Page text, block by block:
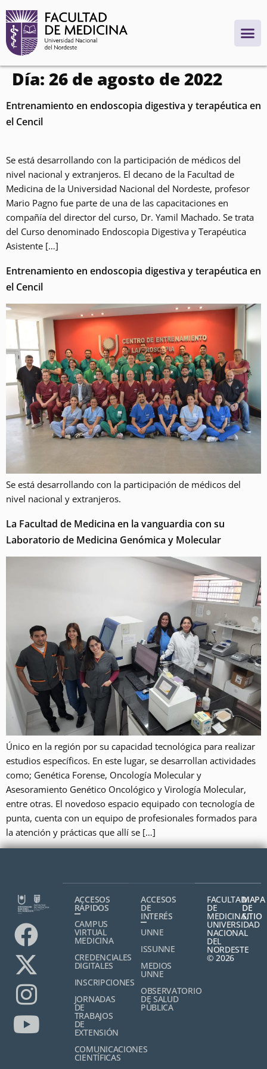
contenido
Día: 26 de agosto de 2022
Entrenamiento en endoscopia digestiva y terapéutica en
el Cencil
Se está desarrollando con la participación de médicos del
nivel nacional y extranjeros. El decano de la Facultad de
Medicina de la Universidad Nacional del Nordeste, profesor
Mario Pagno fue parte de una de las capacitaciones en
compañía del director del curso, Dr. Yamil Machado. Se trata
del Curso denominado Endoscopia Digestiva y Terapéutica
Asistente […]
Entrenamiento en endoscopia digestiva y terapéutica en
el Cencil
Se está desarrollando con la participación de médicos del
nivel nacional y extranjeros.
La Facultad de Medicina en la vanguardia con su
Laboratorio de Medicina Genómica y Molecular
Único en la región por su capacidad tecnológica para realizar
estudios específicos. En este lugar, se desarrollan actividades
como; Genética Forense, Oncología Molecular y
Asesoramiento Genético Oncológico y Virología Molecular,
entre otras. El novedoso espacio equipado con tecnología de
punta, cuenta con un equipo de profesionales formados para
la atención y prácticas que allí se […]
ACCESOS
RÁPIDOS
CAMPUS
VIRTUAL
MEDICINA
CREDENCIALES
DIGITALES
INSCRIPCIONES
JORNADAS
DE
TRABAJOS
DE
EXTENSIÓN
COMUNICACIONES
CIENTÍFICAS
ACCESOS
DE
INTERÉS
UNNE
ISSUNNE
MEDIOS
UNNE
OBSERVATORIO
DE SALUD
PÚBLICA
FACULTAD
DE
MEDICINA,
UNIVERSIDAD
NACIONAL
DEL
NORDESTE
© 2026
MAPA
DE
SITIO